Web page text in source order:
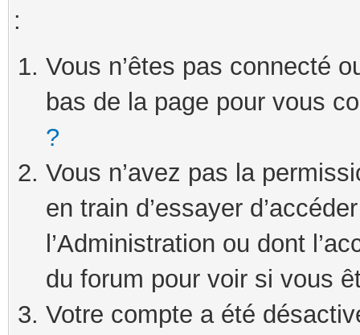
:
Vous n’êtes pas connecté
bas de la page pour vous
?
Vous n’avez pas la
en train d’essayer
l’Administration ou dont
du forum pour voir si vous
Votre compte a été